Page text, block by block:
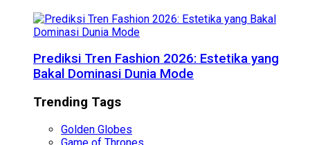
Prediksi Tren Fashion 2026: Estetika yang
Bakal Dominasi Dunia Mode
Trending Tags
Golden Globes